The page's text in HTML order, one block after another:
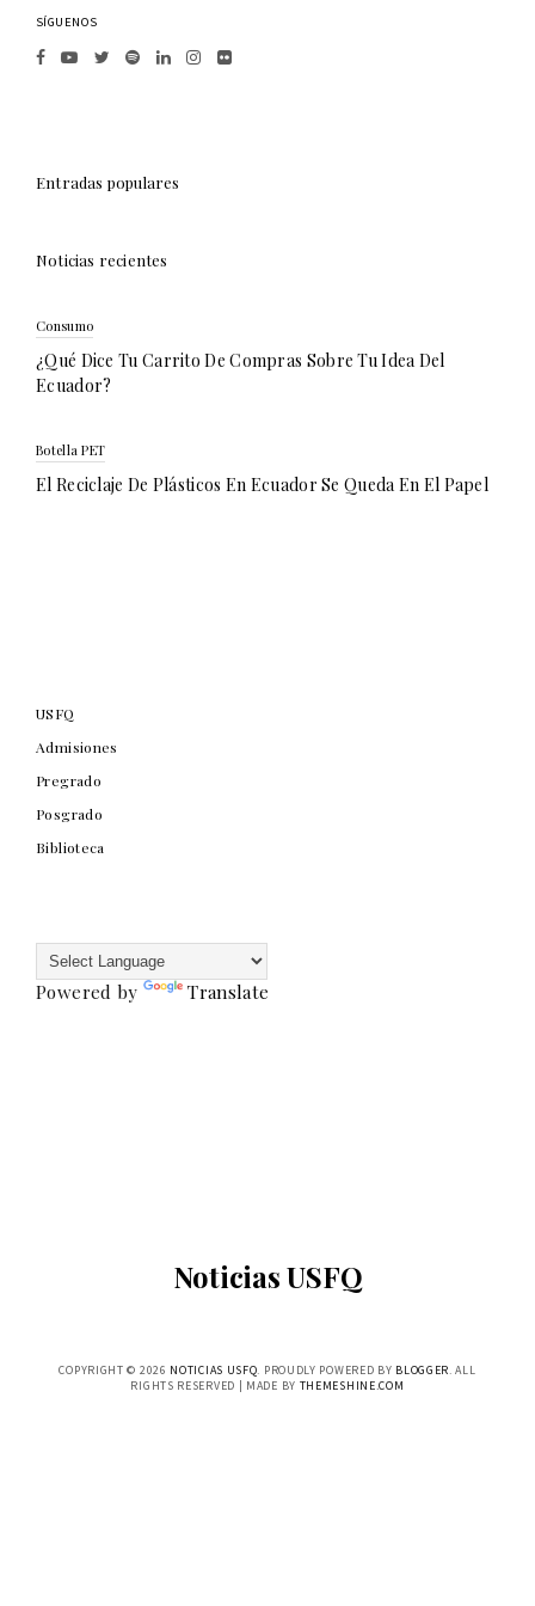
SÍGUENOS
Entradas populares
Noticias recientes
Consumo
¿Qué Dice Tu Carrito De Compras Sobre Tu Idea Del
Ecuador?
Botella PET
El Reciclaje De Plásticos En Ecuador Se Queda En El Papel
USFQ
Admisiones
Pregrado
Posgrado
Biblioteca
Powered by Translate
Noticias USFQ
COPYRIGHT © 2026 NOTICIAS USFQ. PROUDLY POWERED BY BLOGGER. ALL
RIGHTS RESERVED | MADE BY THEMESHINE.COM